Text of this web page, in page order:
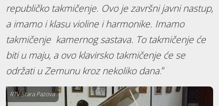
republičko takmičenje. Ovo je završni javni nastup,
a imamo i klasu violine i harmonike. Imamo
takmičenje kamernog sastava. To takmičenje će
biti u maju, a ovo klavirsko takmičenje će se
održati u Zemunu kroz nekoliko dana.“
RTV Stara Pazova